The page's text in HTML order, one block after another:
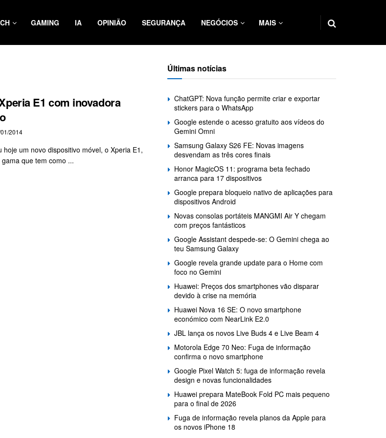
GAMING IA OPINIÃO SEGURANÇA NEGÓCIOS MAIS
E1 com inovadora
2014
hoje um novo dispositivo móvel, o Xperia E1,
que tem como ...
Últimas notícias
ChatGPT: Nova função permite criar e exportar
stickers para o WhatsApp
Google estende o acesso gratuito aos vídeos do
Gemini Omni
Samsung Galaxy S26 FE: Novas imagens
desvendam as três cores finais
Honor MagicOS 11: programa beta fechado
arranca para 17 dispositivos
Google prepara bloqueio nativo de aplicações para
dispositivos Android
Novas consolas portáteis MANGMI Air Y chegam
com preços fantásticos
Google Assistant despede-se: O Gemini chega ao
teu Samsung Galaxy
Google revela grande update para o Home com
foco no Gemini
Huawei: Preços dos smartphones vão disparar
devido à crise na memória
Huawei Nova 16 SE: O novo smartphone
económico com NearLink E2.0
JBL lança os novos Live Buds 4 e Live Beam 4
Motorola Edge 70 Neo: Fuga de informação
confirma o novo smartphone
Google Pixel Watch 5: fuga de informação revela
design e novas funcionalidades
Huawei prepara MateBook Fold PC mais pequeno
para o final de 2026
Fuga de informação revela planos da Apple para
os novos iPhone 18